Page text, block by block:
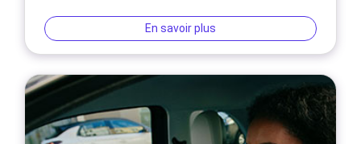
En savoir plus